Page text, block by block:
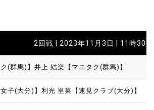
2回戦 | 2023年11月3日 | 11時30分
(群馬)】 井上 結楽【マエタク(群馬)】
子(大分)】 利光 里菜【速見クラブ(大分)】